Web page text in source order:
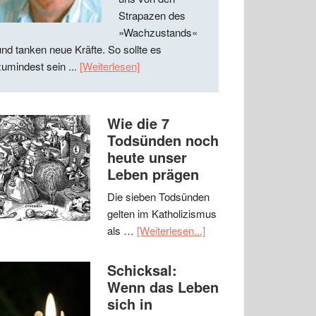
Strapazen des
»Wachzustands«
tanken neue Kräfte. So sollte es
sein ... [Weiterlesen]
Wie die 7
Todsünden noch
heute unser
Leben prägen
Die sieben Todsünden
gelten im Katholizismus
als … [Weiterlesen...]
Schicksal:
Wenn das Leben
sich in